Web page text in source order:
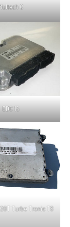
C
EDC 15
Turbo Tronic T8